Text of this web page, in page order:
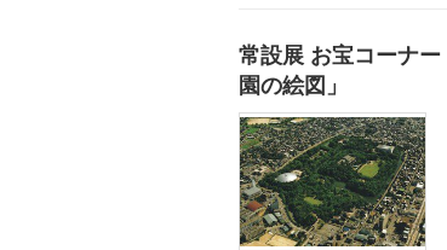
常設展 お宝コーナ
園の絵図」